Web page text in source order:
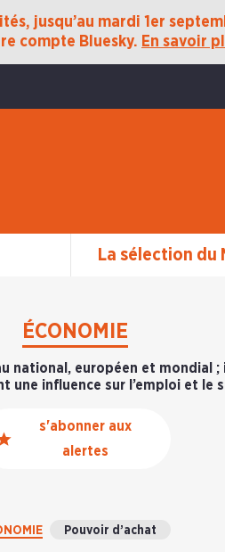
jusqu’au mardi 1er
compte Bluesky. En savoir
La sélection du
ÉCONOMIE
national, européen et mondial
une influence sur l’emploi et le
s'abonner aux
alertes
Pouvoir d’achat